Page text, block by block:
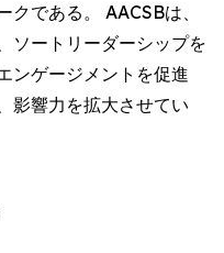
である。 AACSBは、
ソートリーダーシップを
ンゲージメントを促進
影響力を拡大させてい